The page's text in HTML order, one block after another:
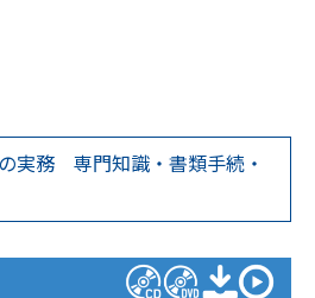
実務 専門知識・書類手続・